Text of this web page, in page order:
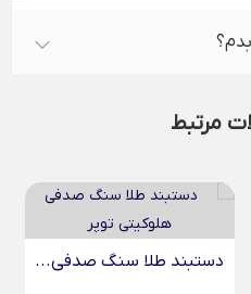
مرتبط
دستبند طلا سنگ صدفی...